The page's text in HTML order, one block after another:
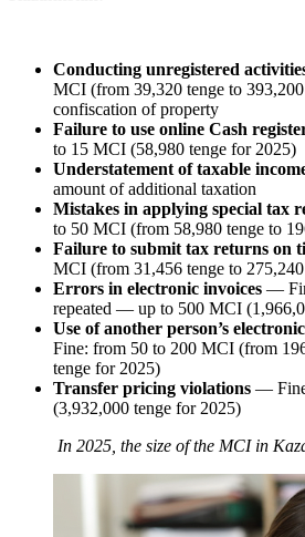
Conducting unregistered
MCI (from 39,320 tenge to
confiscation of property
Failure to use online Cash
to 15 MCI (58,980 tenge for 2025)
Understatement of taxable
amount of additional taxation
Mistakes in applying special tax
to 50 MCI (from 58,980 tenge to
Failure to submit tax returns on
MCI (from 31,456 tenge to
Errors in electronic invoices —
repeated — up to 500 MCI
Use of another person’s
Fine: from 50 to 200 MCI (from
tenge for 2025)
Transfer pricing violations —
(3,932,000 tenge for 2025)
In 2025, the size of the MCI in